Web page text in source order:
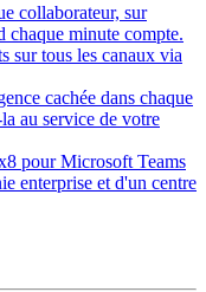
collaborateur, sur
chaque minute compte.
sur tous les canaux via
cachée dans chaque
au service de votre
pour Microsoft Teams
enterprise et d'un centre